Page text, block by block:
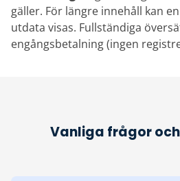
gäller. För längre innehåll kan
utdata visas. Fullständiga
engångsbetalning (ingen
Vanliga frågor